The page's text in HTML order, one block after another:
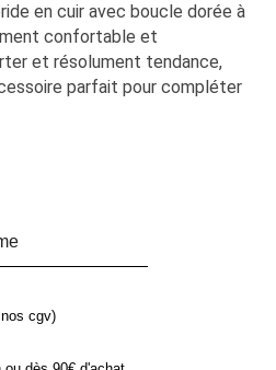
en cuir avec boucle dorée à
confortable et
et résolument tendance,
parfait pour compléter
cgv)